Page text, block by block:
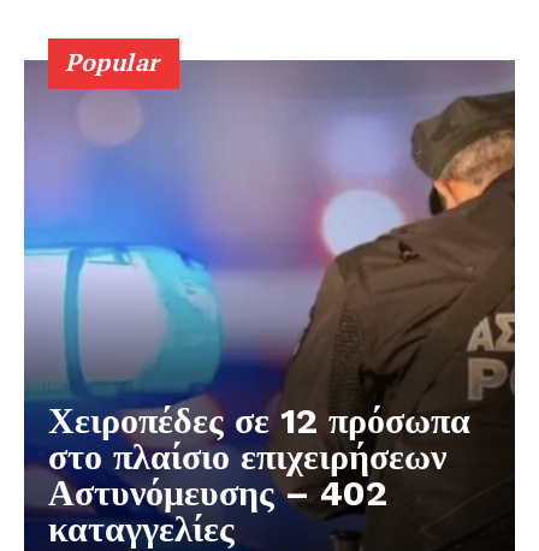
Popular
Χειροπέδες σε 12 πρόσωπα
στο πλαίσιο επιχειρήσεων
Αστυνόμευσης – 402
καταγγελίες